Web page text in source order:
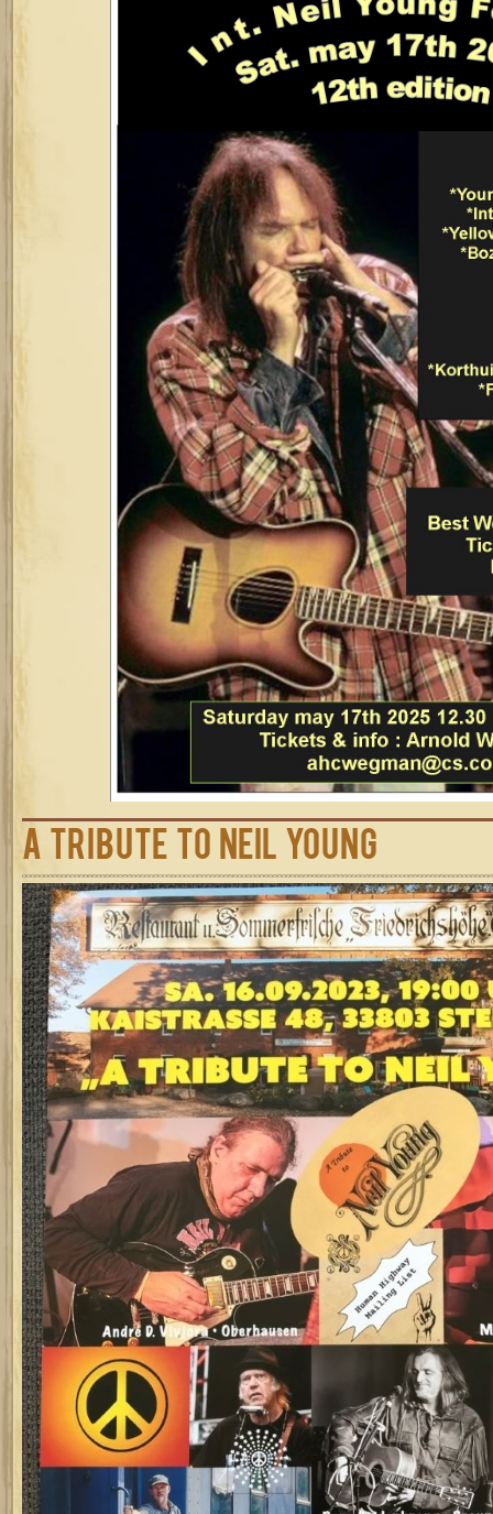
A Tribute to Neil Young